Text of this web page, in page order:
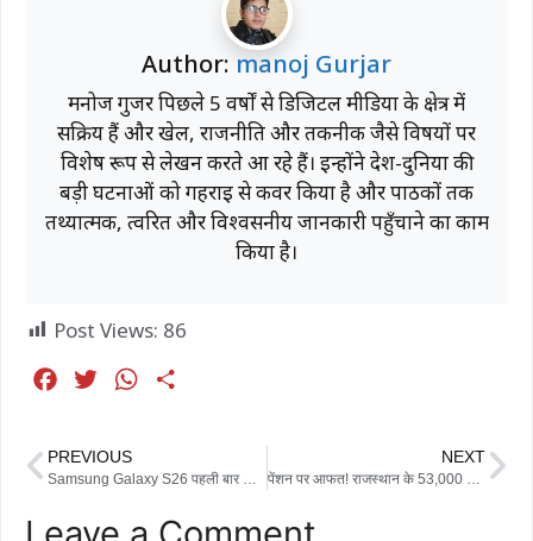
Author: manoj Gurjar
मनोज गुर्जर पिछले 5 वर्षों से डिजिटल मीडिया के क्षेत्र में
सक्रिय हैं और खेल, राजनीति और तकनीक जैसे विषयों पर
विशेष रूप से लेखन करते आ रहे हैं। इन्होंने देश-दुनिया की
बड़ी घटनाओं को गहराई से कवर किया है और पाठकों तक
तथ्यात्मक, त्वरित और विश्वसनीय जानकारी पहुँचाने का काम
किया है।
Post Views: 86
e
o
t
e
W
t
A
r
PREVIOUS NEXT
Leave a Comment